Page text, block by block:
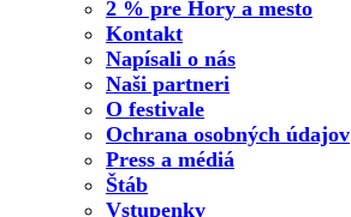
2 % pre Hory a mesto
Kontakt
Napísali o nás
Naši partneri
O festivale
Ochrana osobných údajov
Press a médiá
Štáb
Vstupenky